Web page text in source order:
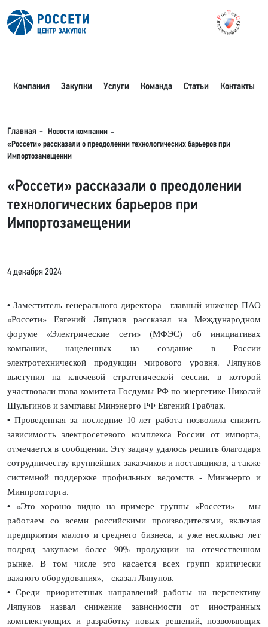
Компания Закупки Услуги Команда Статьи Контакты
Главная
Новости компании
«Россети» рассказали о преодолении технологических барьеров при
Импортозамещении
«Россети» рассказали о преодолении
технологических барьеров при
Импортозамещении
4 декабря 2024
• Заместитель генерального директора - главный инженер ПАО
«Россети» Евгений Ляпунов рассказал на Международном
форуме «Электрические сети» (МФЭС) об инициативах
компании, нацеленных на создание в России
электротехнической продукции мирового уровня. Ляпунов
выступил на ключевой стратегической сессии, в которой
участвовали глава комитета Госдумы РФ по энергетике Николай
Шульгинов и замглавы Минэнерго РФ Евгений Грабчак.
• Проведенная за последние 10 лет работа позволила снизить
зависимость электросетевого комплекса России от импорта,
отмечается в сообщении. Эту задачу удалось решить благодаря
сотрудничеству крупнейших заказчиков и поставщиков, а также
системной поддержке профильных ведомств - Минэнерго и
Минпромторга.
• «Это хорошо видно на примере группы «Россети» - мы
работаем со всеми российскими производителями, включая
предприятия малого и среднего бизнеса, и уже несколько лет
подряд закупаем более 90% продукции на отечественном
рынке. В том числе это касается всех групп критически
важного оборудования», - сказал Ляпунов.
• Среди приоритетных направлений работы на перспективу
Ляпунов назвал снижение зависимости от иностранных
комплектующих и разработку новых решений, позволяющих